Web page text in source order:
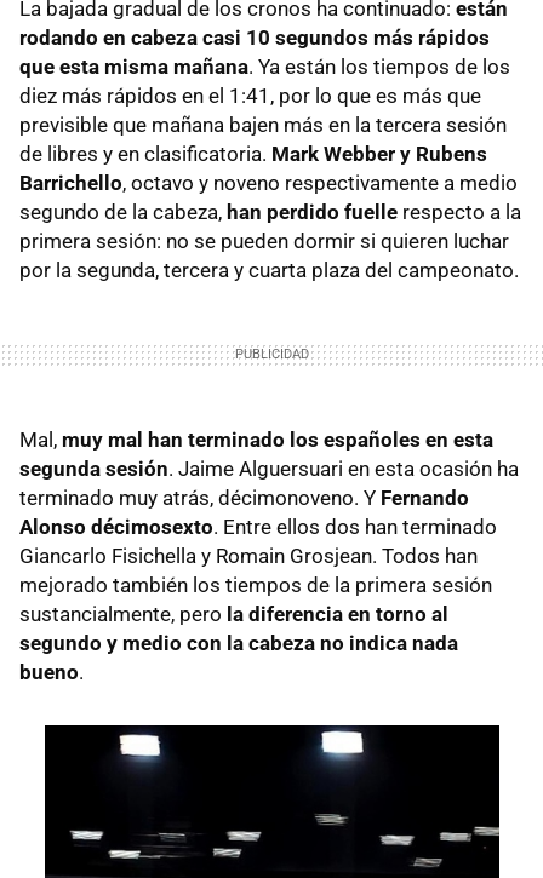
La bajada gradual de los cronos ha continuado: están
rodando en cabeza casi 10 segundos más rápidos
que esta misma mañana. Ya están los tiempos de los
diez más rápidos en el 1:41, por lo que es más que
previsible que mañana bajen más en la tercera sesión
de libres y en clasificatoria. Mark Webber y Rubens
Barrichello, octavo y noveno respectivamente a medio
segundo de la cabeza, han perdido fuelle respecto a la
primera sesión: no se pueden dormir si quieren luchar
por la segunda, tercera y cuarta plaza del campeonato.
Mal, muy mal han terminado los españoles en esta
segunda sesión. Jaime Alguersuari en esta ocasión ha
terminado muy atrás, décimonoveno. Y Fernando
Alonso décimosexto. Entre ellos dos han terminado
Giancarlo Fisichella y Romain Grosjean. Todos han
mejorado también los tiempos de la primera sesión
sustancialmente, pero la diferencia en torno al
segundo y medio con la cabeza no indica nada
bueno.